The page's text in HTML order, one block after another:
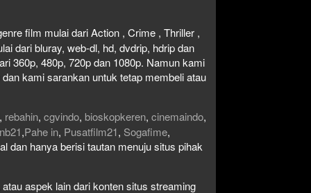
film mulai dari Action , Crime , Thriller ,
dari bluray, web-dl, hd, dvdrip, hdrip dan
360p, 480p, 720p dan 1080p. Namun kami
kami sarankan untuk tetap membeli atau
, rebahin, cgvindo, bioskopkeren, cinemaindo,
nb21,Pahe in, Pusatfilm21, Sogafime,
dan hanya berisi tautan menuju situs pihak
aspek lain dari konten situs streaming